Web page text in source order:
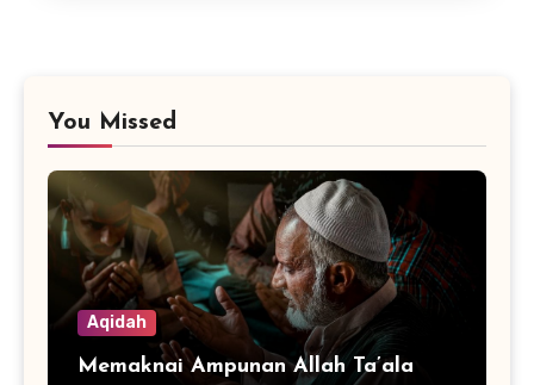
You Missed
Aqidah
Memaknai Ampunan Allah Ta’ala